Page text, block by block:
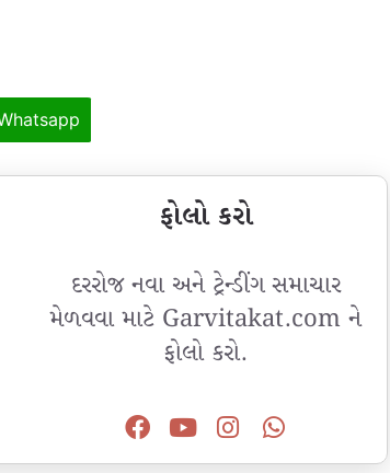
ફોલો કરો
દરરોજ નવા અને ટ્રેન્ડીંગ સમાચાર
મેળવવા માટે Garvitakat.com ને
ફોલો કરો.